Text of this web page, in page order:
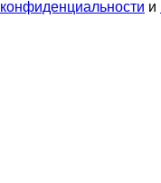
конфиденциальности и